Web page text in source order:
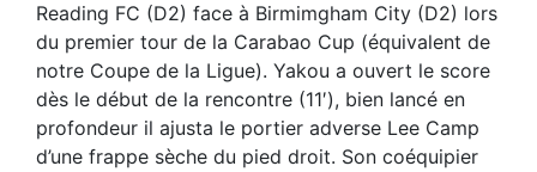
Reading FC (D2) face à Birmimgham City (D2) lors
du premier tour de la Carabao Cup (équivalent de
notre Coupe de la Ligue). Yakou a ouvert le score
dès le début de la rencontre (11′), bien lancé en
profondeur il ajusta le portier adverse Lee Camp
d’une frappe sèche du pied droit. Son coéquipier